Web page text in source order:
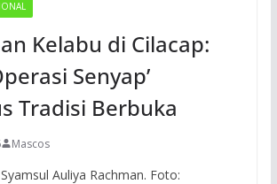
Kelabu di Cilacap:
Senyap’
Tradisi Berbuka
Mascos
Auliya Rachman. Foto: